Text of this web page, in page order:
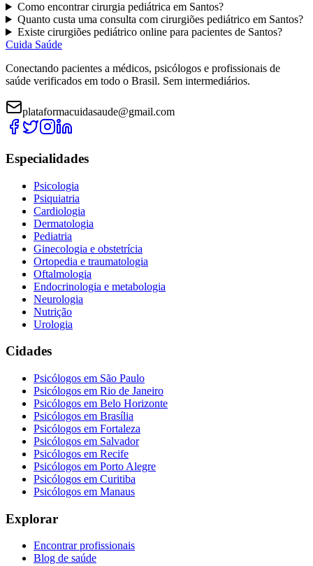
Como encontrarcirurgia pediátrica em Santos?
Quanto custa uma consulta com cirurgiões pediátricoem Santos?
Existe cirurgiões pediátricoonline para pacientes de Santos?
Cuida Saúde
Conectando pacientes a médicos, psicólogos e profissionais de
saúde verificados em todo o Brasil. Sem intermediários.
plataformacuidasaude@gmail.com
Especialidades
Psicologia
Psiquiatria
Cardiologia
Dermatologia
Pediatria
Ginecologia e obstetrícia
Ortopedia e traumatologia
Oftalmologia
Endocrinologia e metabologia
Neurologia
Nutrição
Urologia
Cidades
Psicólogos em São Paulo
Psicólogos em Rio de Janeiro
Psicólogos em Belo Horizonte
Psicólogos em Brasília
Psicólogos em Fortaleza
Psicólogos em Salvador
Psicólogos em Recife
Psicólogos em Porto Alegre
Psicólogos em Curitiba
Psicólogos em Manaus
Explorar
Encontrar profissionais
Blog de saúde